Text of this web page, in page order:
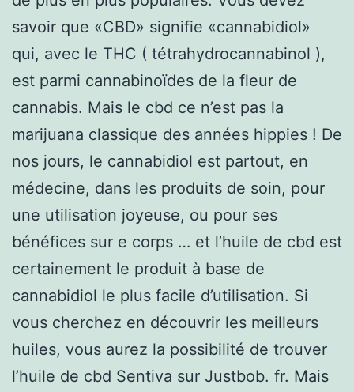
savoir que «CBD» signifie «cannabidiol»
qui, avec le THC ( tétrahydrocannabinol ),
est parmi cannabinoïdes de la fleur de
cannabis. Mais le cbd ce n’est pas la
marijuana classique des années hippies ! De
nos jours, le cannabidiol est partout, en
médecine, dans les produits de soin, pour
une utilisation joyeuse, ou pour ses
bénéfices sur e corps … et l’huile de cbd est
certainement le produit à base de
cannabidiol le plus facile d’utilisation. Si
vous cherchez en découvrir les meilleurs
huiles, vous aurez la possibilité de trouver
l’huile de cbd Sentiva sur Justbob. fr. Mais